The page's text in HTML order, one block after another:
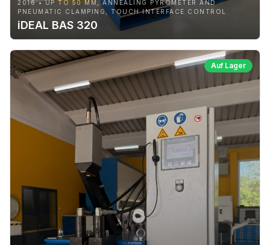
2016 • UP TO 50 MM, ANNEALING PYROMETER AND
PNEUMATIC CLAMPING, TOUCH INTERFACE CONTROL
iDEAL BAS 320
Auf Lager